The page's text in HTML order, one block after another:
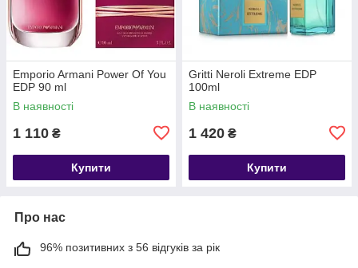
Emporio Armani Power Of You
EDP 90 ml
В наявності
1 110 ₴
Купити
Gritti Neroli Extreme EDP
100ml
В наявності
1 420 ₴
Купити
Про нас
96% позитивних з 56 відгуків за рік